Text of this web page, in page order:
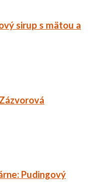
sirup s mätou a
Pudingový